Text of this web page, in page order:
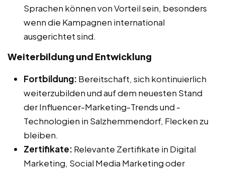
Sprachen können von Vorteil sein, besonders
wenn die Kampagnen international
ausgerichtet sind.
Weiterbildung und Entwicklung
Fortbildung: Bereitschaft, sich kontinuierlich
weiterzubilden und auf dem neuesten Stand
der Influencer-Marketing-Trends und -
Technologien in Salzhemmendorf, Flecken zu
bleiben.
Zertifikate: Relevante Zertifikate in Digital
Marketing, Social Media Marketing oder